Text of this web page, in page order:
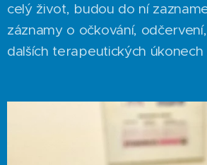
celý život, budou do ní
záznamy o očkování,
dalších terapeutických úkonech